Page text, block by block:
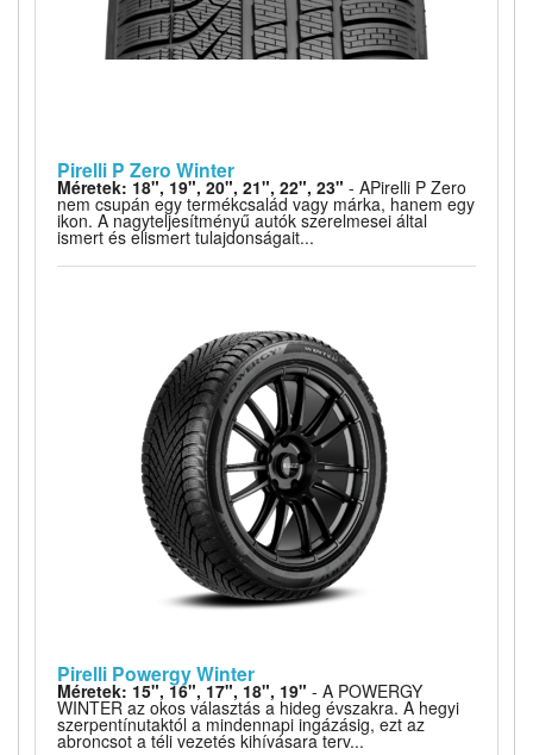
Pirelli P Zero Winter
Méretek: 18", 19", 20", 21", 22", 23" - APirelli P Zero
nem csupán egy termékcsalád vagy márka, hanem egy
ikon. A nagyteljesítményű autók szerelmesei által
ismert és elismert tulajdonságait...
Pirelli Powergy Winter
Méretek: 15", 16", 17", 18", 19" - A POWERGY
WINTER az okos választás a hideg évszakra. A hegyi
szerpentínutaktól a mindennapi ingázásig, ezt az
abroncsot a téli vezetés kihívásara terv...